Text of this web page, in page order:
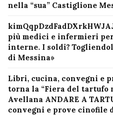
nella “sua” Castiglione
più medici e infermieri
interne. I soldi?
di Messina»
Libri, cucina, convegni e
torna la “Fiera del tartufo
Avellana ANDARE A
convegni e prove cinofile